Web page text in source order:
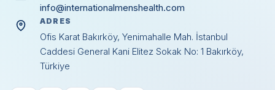
info@internationalmenshealth.com
ADRES
Ofis Karat Bakırköy, Yenimahalle Mah. İstanbul
Caddesi General Kani Elitez Sokak No: 1 Bakırköy,
Türkiye